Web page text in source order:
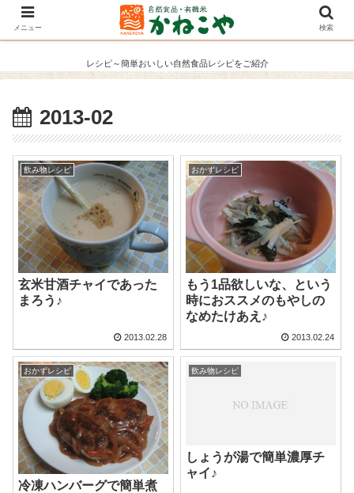
レシピ～簡単おいしい自然食品レシピをご紹介
2013-02
飲み物レシピ
玄米甘酒チャイであった
まろう♪
2013.02.28
おかずレシピ
もう1品欲しいな、という
時におススメのもやしの
なめたけあえ♪
2013.02.24
おかずレシピ
冷凍ハンバーグで簡単煮
飲み物レシピ
しょうが湯で簡単濃厚チ
ャイ♪
メニュー 検索